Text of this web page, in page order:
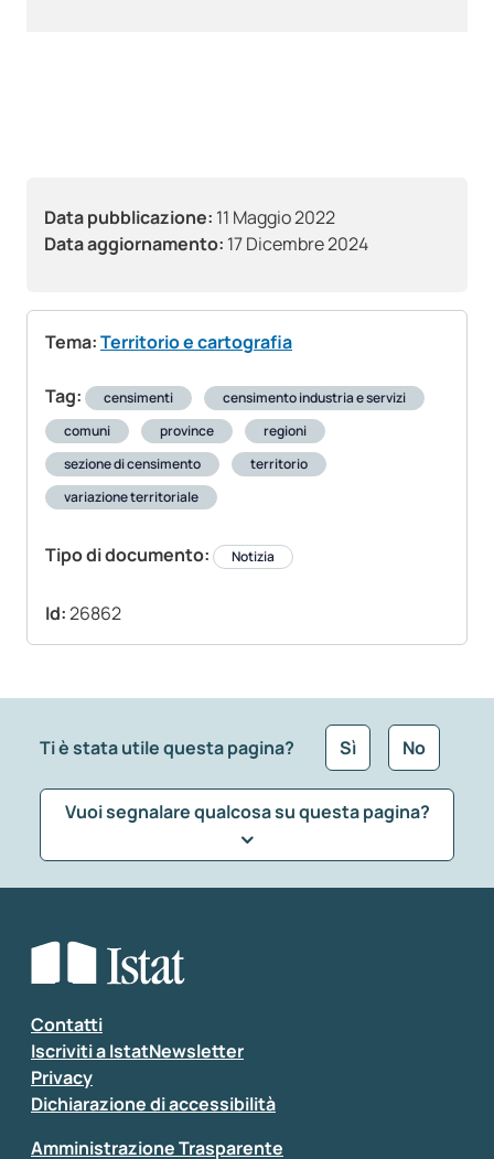
Data pubblicazione: 11 Maggio 2022
Data aggiornamento: 17 Dicembre 2024
Tema:Territorio e cartografia
Tag: censimenti
censimento industria e servizi
comuni
province
regioni
sezione di censimento
territorio
variazione territoriale
Tipo di documento: Notizia
Id:26862
Ti è stata utile questa pagina? Sì No
Vuoi segnalare qualcosa su questa pagina?
Seleziona la tipologia della segnalazione
Inserisci il tuo commento
Contatti
Iscriviti a IstatNewsletter
Privacy
Dichiarazione di accessibilità
Amministrazione Trasparente